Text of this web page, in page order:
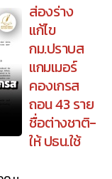
ส่องร่าง
แก้ไข
กม.ปราบส
แกมเมอร์
คองเกรส
ถอน 43 ราย
ชื่อต่างชาติ-
ให้ ปธน.ใช้